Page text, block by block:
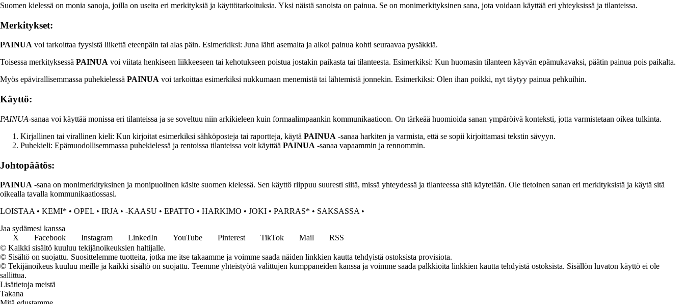
Suomen kielessä on monia sanoja, joilla on useita eri merkityksiä ja käyttötarkoituksia. Yksi näistä sanoista on painua. Se on monimerkityksinen sana, jota voidaan käyttää eri yhteyksissä ja tilanteissa.
Merkitykset:
PAINUA voi tarkoittaa fyysistä liikettä eteenpäin tai alas päin. Esimerkiksi: Juna lähti asemalta ja alkoi painua kohti seuraavaa pysäkkiä.
Toisessa merkityksessä PAINUA voi viitata henkiseen liikkeeseen tai kehotukseen poistua jostakin paikasta tai tilanteesta. Esimerkiksi: Kun huomasin tilanteen käyvän epämukavaksi, päätin painua pois paikalta.
Myös epävirallisemmassa puhekielessä PAINUA voi tarkoittaa esimerkiksi nukkumaan menemistä tai lähtemistä jonnekin. Esimerkiksi: Olen ihan poikki, nyt täytyy painua pehkuihin.
Käyttö:
PAINUA-sanaa voi käyttää monissa eri tilanteissa ja se soveltuu niin arkikieleen kuin formaalimpaankin kommunikaatioon. On tärkeää huomioida sanan ympäröivä konteksti, jotta varmistetaan oikea tulkinta.
Kirjallinen tai virallinen kieli: Kun kirjoitat esimerkiksi sähköposteja tai raportteja, käytä PAINUA -sanaa harkiten ja varmista, että se sopii kirjoittamasi tekstin sävyyn.
Puhekieli: Epämuodollisemmassa puhekielessä ja rentoissa tilanteissa voit käyttää PAINUA -sanaa vapaammin ja rennommin.
Johtopäätös:
PAINUA -sana on monimerkityksinen ja monipuolinen käsite suomen kielessä. Sen käyttö riippuu suuresti siitä, missä yhteydessä ja tilanteessa sitä käytetään. Ole tietoinen sanan eri merkityksistä ja käytä sitä
oikealla tavalla kommunikaatiossasi.
LOISTAA • KEMI* • OPEL • IRJA • -KAASU • EPATTO • HARKIMO • JOKI • PARRAS* • SAKSASSA •
Jaa sydämesi kanssa
X
Facebook Instagram LinkedIn YouTube Pinterest TikTok Mail
RSS
© Kaikki sisältö kuuluu tekijänoikeuksien haltijalle.
© Sisältö on suojattu. Suosittelemme tuotteita, jotka me itse takaamme ja voimme saada näiden linkkien kautta tehdyistä ostoksista provisiota.
© Tekijänoikeus kuuluu meille ja kaikki sisältö on suojattu. Teemme yhteistyötä valittujen kumppaneiden kanssa ja voimme saada palkkioita linkkien kautta tehdyistä ostoksista. Sisällön luvaton käyttö ei ole
sallittua.
Lisätietoja meistä
Takana